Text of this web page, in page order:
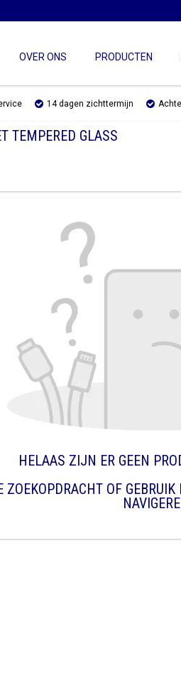
OVER ONS PRODUCTEN
14 dagen zichttermijn
TEMPERED GLASS
HELAAS ZIJN ER GEEN
ZOEKOPDRACHT OF